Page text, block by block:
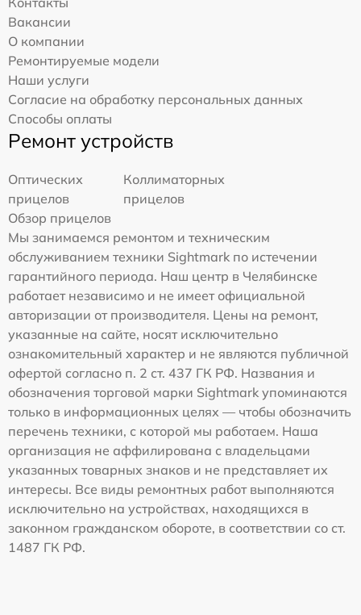
Вакансии
О компании
Ремонтируемые модели
Наши услуги
Согласие на обработку персональных данных
Способы оплаты
Ремонт устройств
Оптических
прицелов
Коллиматорных
прицелов
Обзор прицелов
Мы занимаемся ремонтом и техническим
обслуживанием техники Sightmark по истечении
гарантийного периода. Наш центр в Челябинске
работает независимо и не имеет официальной
авторизации от производителя. Цены на ремонт,
указанные на сайте, носят исключительно
ознакомительный характер и не являются публичной
офертой согласно п. 2 ст. 437 ГК РФ. Названия и
обозначения торговой марки Sightmark упоминаются
только в информационных целях — чтобы обозначить
перечень техники, с которой мы работаем. Наша
организация не аффилирована с владельцами
указанных товарных знаков и не представляет их
интересы. Все виды ремонтных работ выполняются
исключительно на устройствах, находящихся в
законном гражданском обороте, в соответствии со ст.
1487 ГК РФ.